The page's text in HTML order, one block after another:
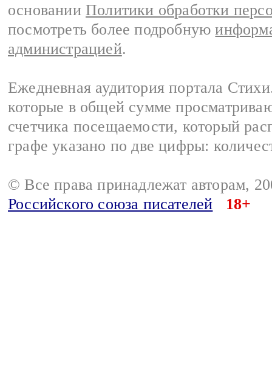
основании Политики обработки
посмотреть более подробную
администрацией.
Ежедневная аудитория портала
которые в общей сумме
счетчика посещаемости, который
графе указано по две цифры:
© Все права принадлежат авторам,
Российского союза писателей
18+